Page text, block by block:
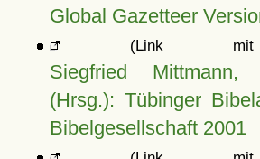
Global Gazetteer
(Link mit
Siegfried
(Hrsg.): Tübinger
Bibelgesellschaft 2001